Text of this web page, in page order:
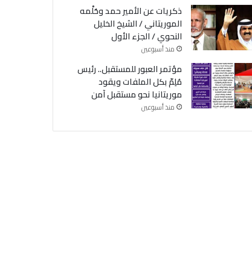
ذكريات عن الأمير حمد وحُلْمه
الموريتاني / الشيخ الخليل
النحوي / الجزء الأول
منذ أسبوعين
مؤتمر العبور للمستقبل.. رئيس
مُلِمّ بكل الملفات ويقود
موريتانيا نحو مستقبل آمن
منذ أسبوعين